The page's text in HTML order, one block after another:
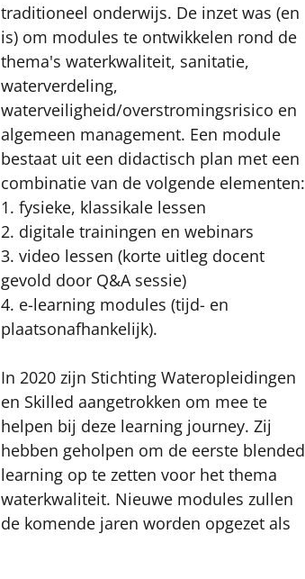
traditioneel onderwijs. De inzet was (en
is) om modules te ontwikkelen rond de
thema's waterkwaliteit, sanitatie,
waterverdeling,
waterveiligheid/overstromingsrisico en
algemeen management. Een module
bestaat uit een didactisch plan met een
combinatie van de volgende elementen:
1. fysieke, klassikale lessen
2. digitale trainingen en webinars
3. video lessen (korte uitleg docent
gevold door Q&A sessie)
4. e-learning modules (tijd- en
plaatsonafhankelijk).
In 2020 zijn Stichting Wateropleidingen
en Skilled aangetrokken om mee te
helpen bij deze learning journey. Zij
hebben geholpen om de eerste blended
learning op te zetten voor het thema
waterkwaliteit. Nieuwe modules zullen
de komende jaren worden opgezet als